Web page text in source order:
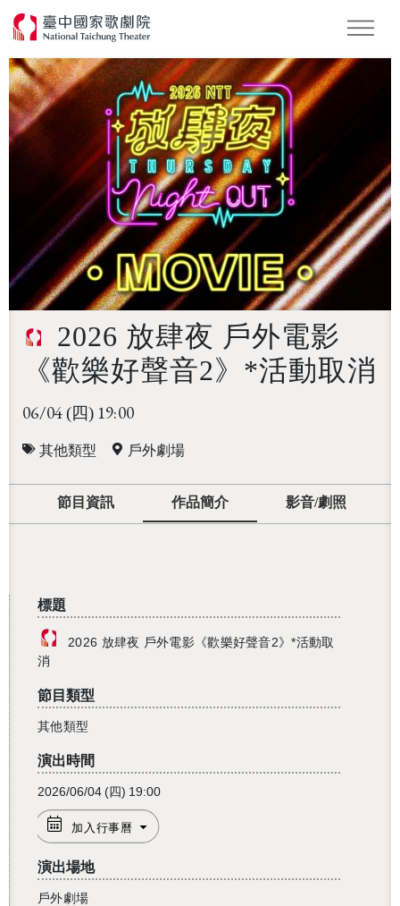
2026 放肆夜 戶外電影
《歡樂好聲音2》*活動取消
06/04(四) 19:00
其他類型 戶外劇場
節目資訊 作品簡介 影音/劇照
標題
2026 放肆夜 戶外電影《歡樂好聲音2》*活動取
消
節目類型
其他類型
演出時間
2026/06/04 (四) 19:00
加入行事曆
演出場地
戶外劇場
怪美妖仙傳
Podcast
2026 NTT遇見巨人